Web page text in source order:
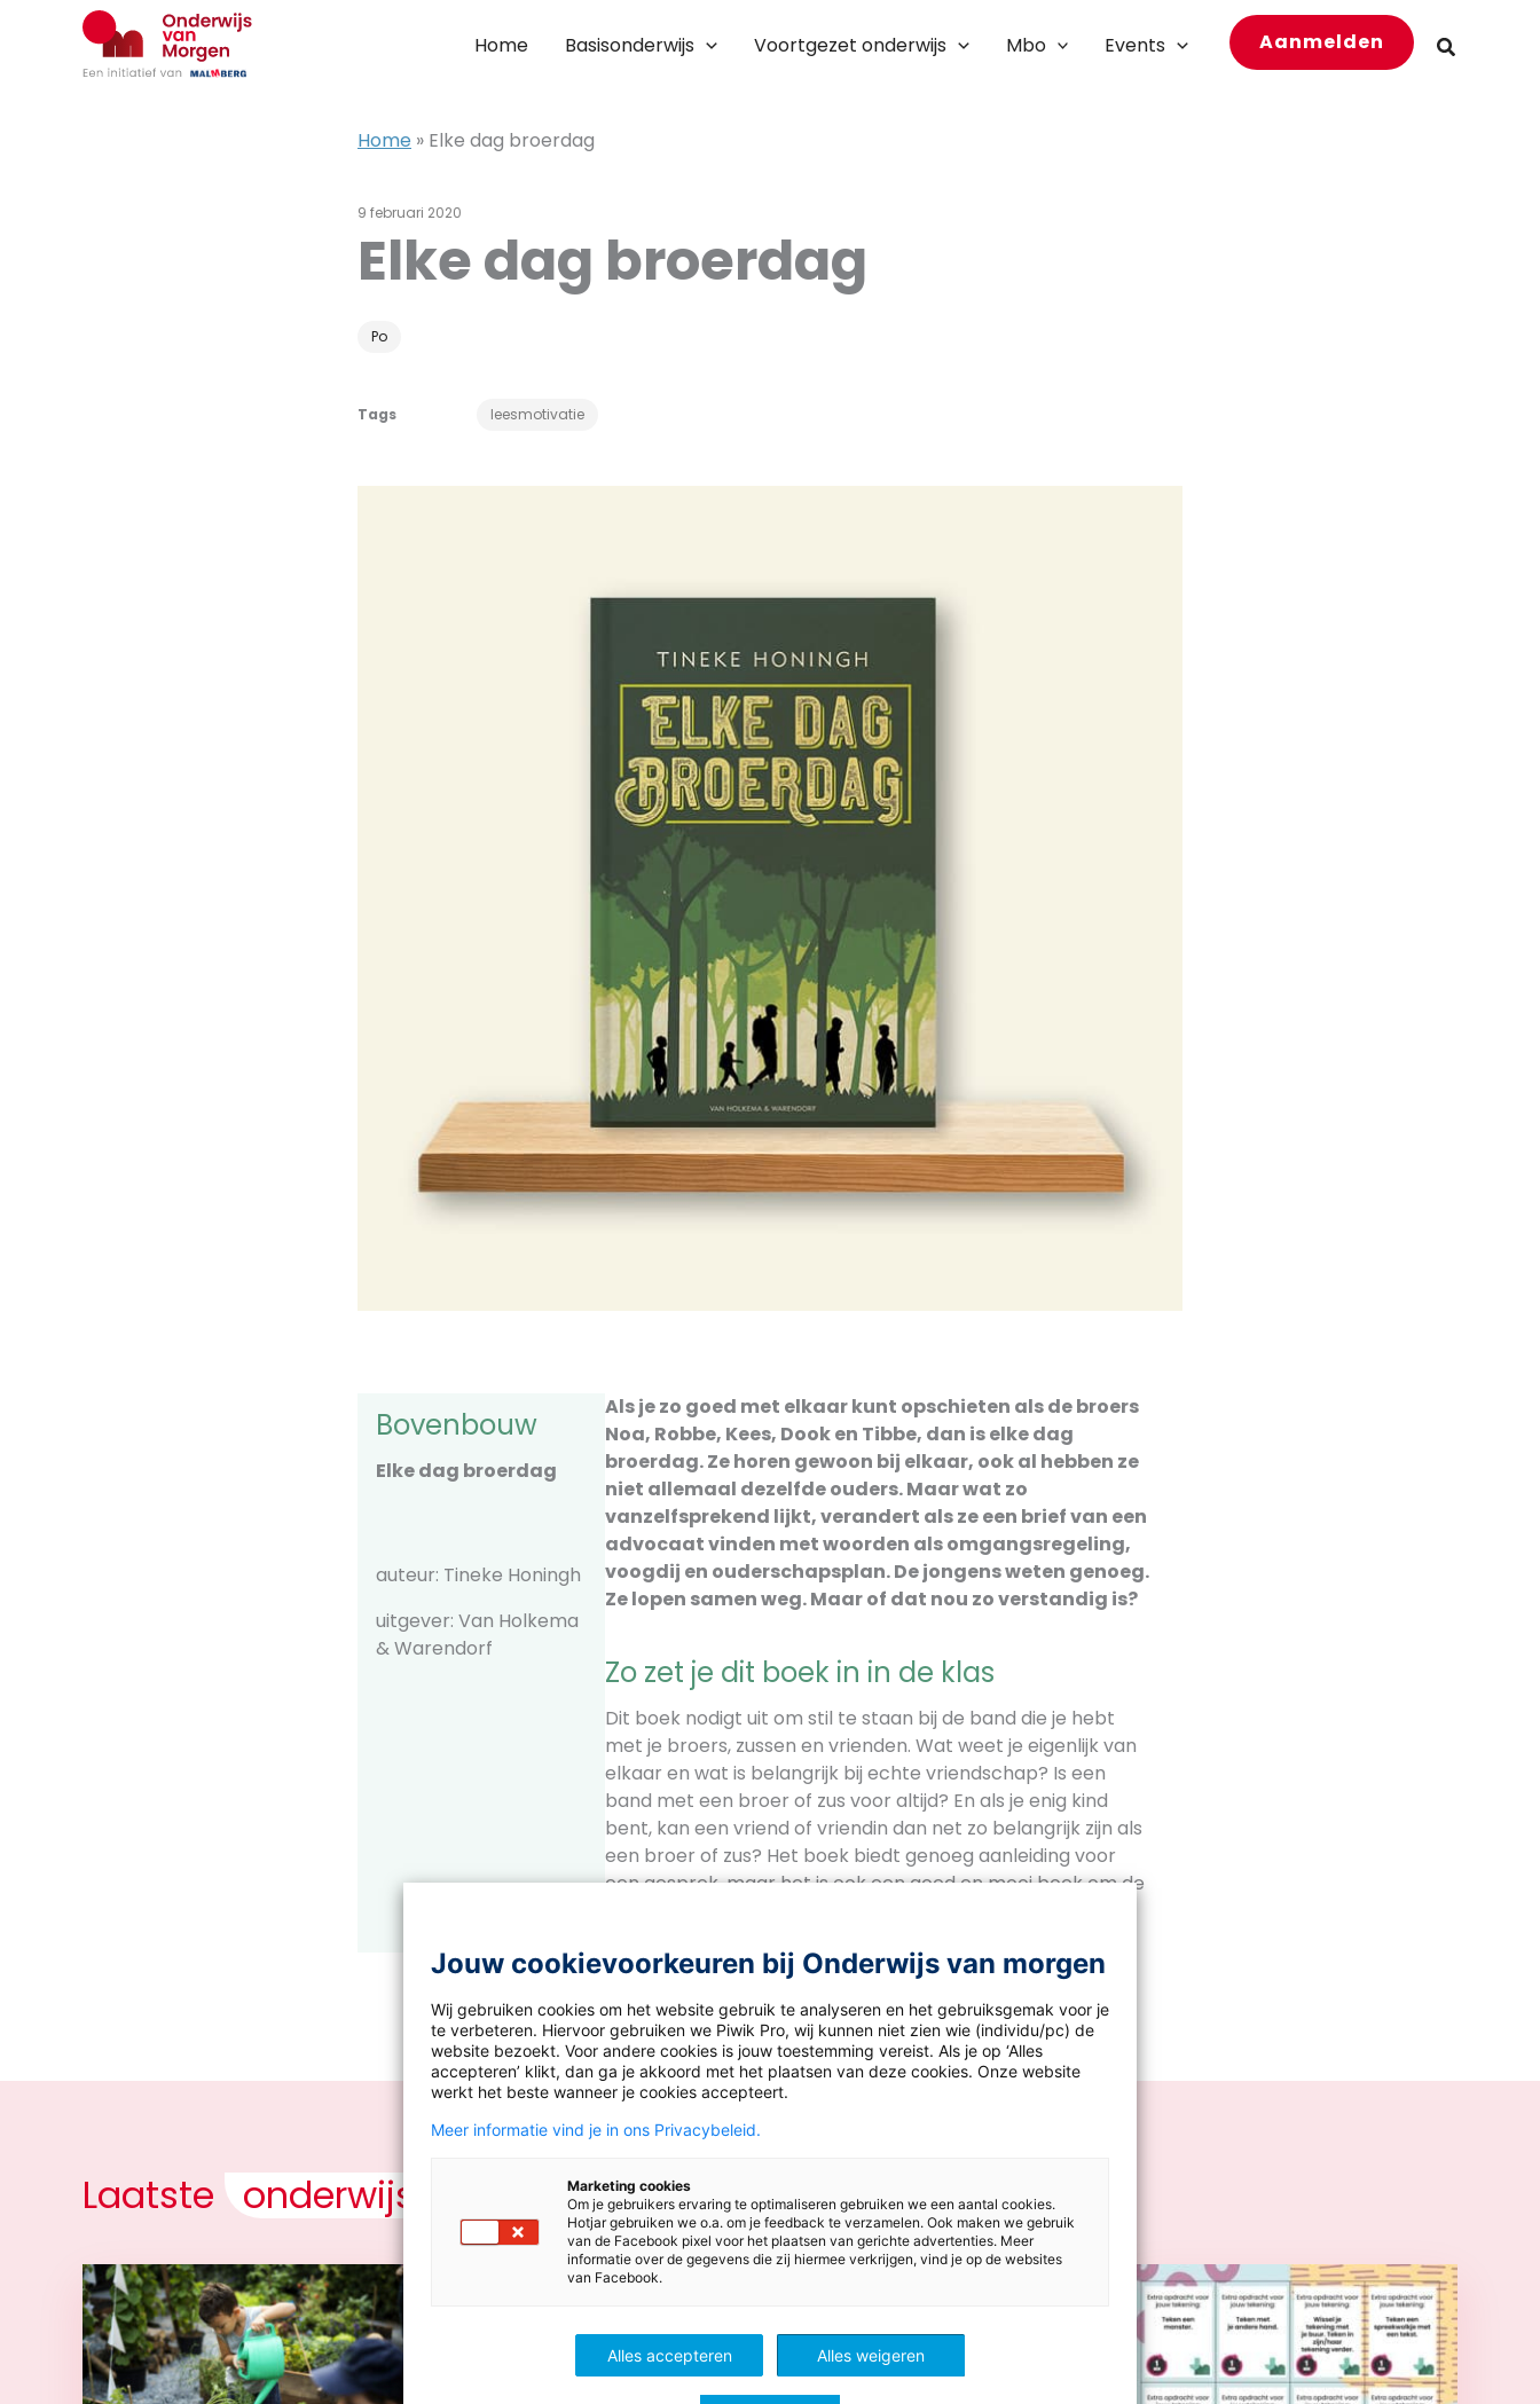
Home Basisonderwijs Voortgezet onderwijs Mbo Events Aanmelden Zoeken
Home » Elke dag broerdag
9 februari 2020
Po
Tags leesmotivatie
Elke dag broerdag
Bovenbouw
Elke dag broerdag
auteur: Tineke Honingh
uitgever: Van Holkema
& Warendorf
Als je zo goed met elkaar kunt opschieten als de broers
Noa, Robbe, Kees, Dook en Tibbe, dan is elke dag
broerdag. Ze horen gewoon bij elkaar, ook al hebben ze
niet allemaal dezelfde ouders. Maar wat zo
vanzelfsprekend lijkt, verandert als ze een brief van een
advocaat vinden met woorden als omgangsregeling,
voogdij en ouderschapsplan. De jongens weten genoeg.
Ze lopen samen weg. Maar of dat nou zo verstandig is?
Zo zet je dit boek in in de klas
Dit boek nodigt uit om stil te staan bij de band die je hebt
met je broers, zussen en vrienden. Wat weet je eigenlijk van
elkaar en wat is belangrijk bij echte vriendschap? Is een
band met een broer of zus voor altijd? En als je enig kind
bent, kan een vriend of vriendin dan net zo belangrijk zijn als
een broer of zus? Het boek biedt genoeg aanleiding voor
een gesprek, maar het is ook een goed en mooi boek om de
Laatste onderwijsnieuws
Jouw cookievoorkeuren bij Onderwijs van morgen
Wij gebruiken cookies om het website gebruik te analyseren en het gebruiksgemak voor je
te verbeteren. Hiervoor gebruiken we Piwik Pro, wij kunnen niet zien wie (individu/pc) de
website bezoekt. Voor andere cookies is jouw toestemming vereist. Als je op ‘Alles
accepteren’ klikt, dan ga je akkoord met het plaatsen van deze cookies. Onze website
werkt het beste wanneer je cookies accepteert.
Meer informatie vind je in ons Privacybeleid.
Marketing cookies
Om je gebruikers ervaring te optimaliseren gebruiken we een aantal cookies.
Hotjar gebruiken we o.a. om je feedback te verzamelen. Ook maken we gebruik
van de Facebook pixel voor het plaatsen van gerichte advertenties. Meer
informatie over de gegevens die zij hiermee verkrijgen, vind je op de websites
van Facebook.
Alles accepteren Alles weigeren